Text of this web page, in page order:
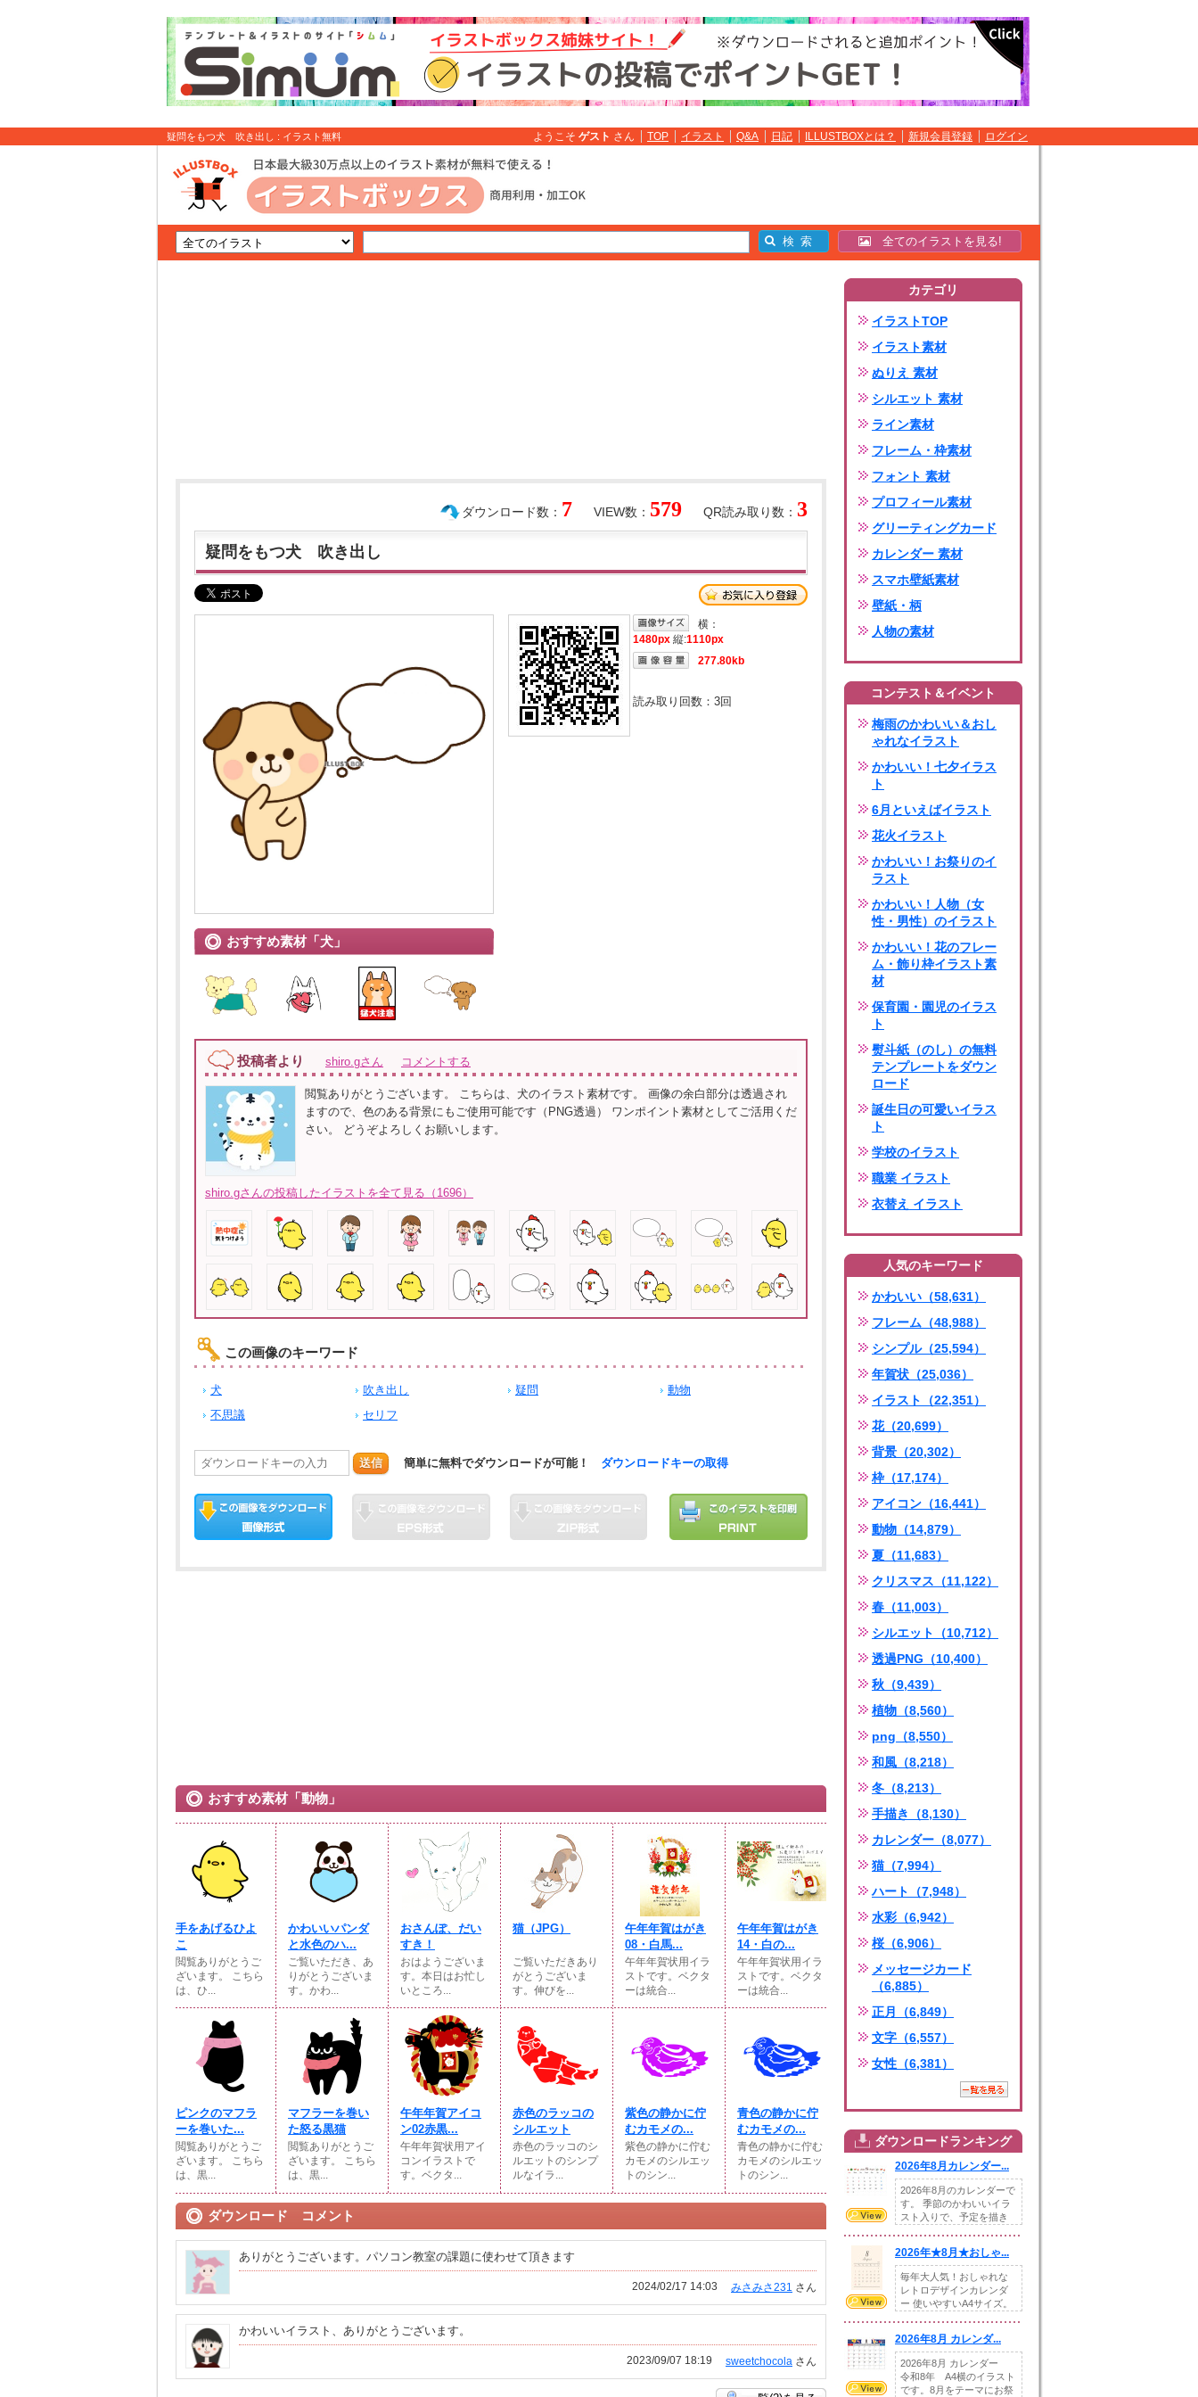
疑問をもつ犬 吹き出し : イラスト無料 ようこそ ゲスト さん TOP イラスト Q&A 日記 ILLUSTBOXとは？ 新規会員登録 ログイン
全てのイラストを見る!
QR読み取り数： 3
VIEW数： 579
ダウンロード数： 7
疑問をもつ犬 吹き出し
おすすめ素材「犬」
横：
1480px 縦:1110px
277.80kb
読み取り回数： 3回
投稿者より shiro.gさん コメントする
閲覧ありがとうございます。 こちらは、犬のイラスト素材です。 画像の余白部分は透過され
ますので、色のある背景にもご使用可能です（PNG透過） ワンポイント素材としてご活用くだ
さい。 どうぞよろしくお願いします。
shiro.gさんの投稿したイラストを全て見る（1696）
この画像のキーワード
犬 吹き出し 疑問
動物
不思議
セリフ
送信 簡単に無料でダウンロードが可能！ ダウンロードキーの取得
おすすめ素材「動物」
手をあげるひよ
こ
閲覧ありがとうご
ざいます。 こちら
は、ひ...
かわいいパンダ
と水色のハ...
ご覧いただき、あ
りがとうございま
す。かわ...
おさんぽ、だい
すき！
おはようございま
す。本日はお忙し
いところ...
猫（JPG）
ご覧いただきあり
がとうございま
す。伸びを...
午年年賀はがき
08・白馬...
午年年賀状用イラ
ストです。ベクタ
ーは統合...
午年年賀はがき
14・白の...
午年年賀状用イラ
ストです。ベクタ
ーは統合...
ピンクのマフラ
ーを巻いた...
閲覧ありがとうご
ざいます。 こちら
は、黒...
マフラーを巻い
た怒る黒猫
閲覧ありがとうご
ざいます。 こちら
は、黒...
午年年賀アイコ
ン02赤黒...
午年年賀状用アイ
コンイラストで
す。ベクタ...
赤色のラッコの
シルエット
赤色のラッコのシ
ルエットのシンプ
ルなイラ...
紫色の静かに佇
むカモメの...
紫色の静かに佇む
カモメのシルエッ
トのシン...
青色の静かに佇
むカモメの...
青色の静かに佇む
カモメのシルエッ
トのシン...
ダウンロード コメント
ありがとうございます。パソコン教室の課題に使わせて頂きます
みさみさ231 さん
2024/02/17 14:03
かわいいイラスト、ありがとうございます。
sweetchocola さん
2023/09/07 18:19
カテゴリ
イラストTOP
イラスト素材
ぬりえ 素材
シルエット 素材
ライン素材
フレーム・枠素材
フォント 素材
プロフィール素材
グリーティングカード
カレンダー 素材
スマホ壁紙素材
壁紙・柄
人物の素材
コンテスト＆イベント
梅雨のかわいい＆おし
ゃれなイラスト
かわいい！七夕イラス
ト
6月といえばイラスト
花火イラスト
かわいい！お祭りのイ
ラスト
かわいい！人物（女
性・男性）のイラスト
かわいい！花のフレー
ム・飾り枠イラスト素
材
保育園・園児のイラス
ト
熨斗紙（のし）の無料
テンプレートをダウン
ロード
誕生日の可愛いイラス
ト
学校のイラスト
職業 イラスト
衣替え イラスト
人気のキーワード
かわいい（58,631）
フレーム（48,988）
シンプル（25,594）
年賀状（25,036）
イラスト（22,351）
花（20,699）
背景（20,302）
枠（17,174）
アイコン（16,441）
動物（14,879）
夏（11,683）
クリスマス（11,122）
春（11,003）
シルエット（10,712）
透過PNG（10,400）
秋（9,439）
植物（8,560）
png（8,550）
和風（8,218）
冬（8,213）
手描き（8,130）
カレンダー（8,077）
猫（7,994）
ハート（7,948）
水彩（6,942）
桜（6,906）
メッセージカード
（6,885）
正月（6,849）
文字（6,557）
女性（6,381）
ダウンロードランキング
2026年8月カレンダー...
2026年8月のカレンダーで
す。 季節のかわいいイラ
スト入りで、予定を描き
2026年★8月★おしゃ...
毎年大人気！おしゃれな
レトロデザインカレンダ
ー 使いやすいA4サイズ。
2026年8月 カレンダ...
2026年8月 カレンダー
令和8年 A4横のイラスト
です。8月をテーマにお祭